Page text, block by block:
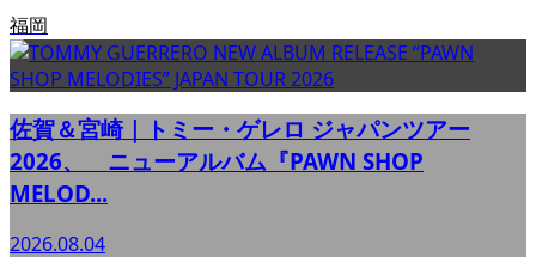
福岡
佐賀＆宮崎｜トミー・ゲレロ ジャパンツアー
2026、 ニューアルバム『PAWN SHOP
MELOD...
2026.08.04